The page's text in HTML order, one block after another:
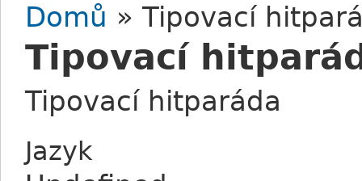
Jste zde
Domů » Tipovací
Tipovací
Tipovací hitparáda
Jazyk